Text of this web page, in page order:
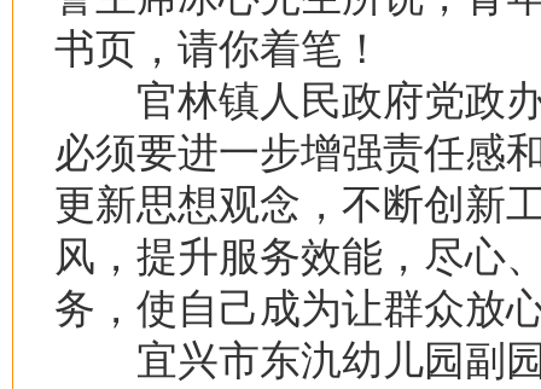
书页，请你着笔！
官林镇人民政府党政办
必须要进一步增强责任感
更新思想观念，不断创新
风，提升服务效能，尽心
务，使自己成为让群众放
宜兴市东氿幼儿园副园